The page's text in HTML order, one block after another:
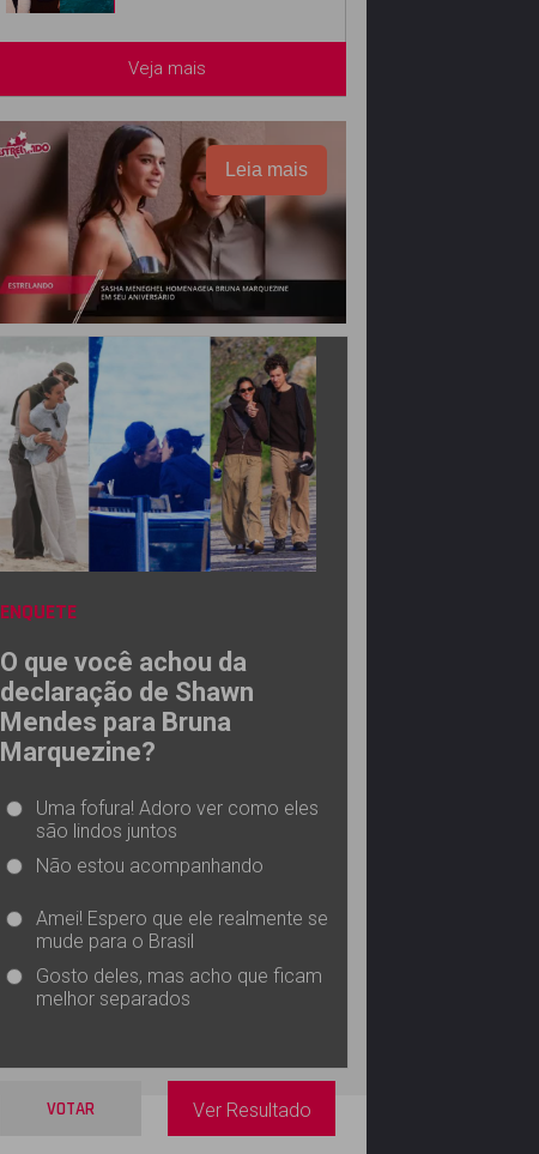
Veja mais
Leia mais
ENQUETE
O que você achou da
declaração de Shawn
Mendes para Bruna
Marquezine?
Uma fofura! Adoro ver como eles
são lindos juntos
Não estou acompanhando
Amei! Espero que ele realmente se
mude para o Brasil
Gosto deles, mas acho que ficam
melhor separados
VOTAR Ver Resultado